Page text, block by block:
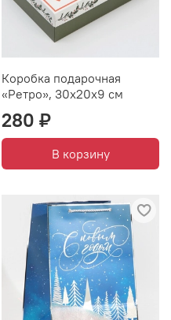
Коробка подарочная
«Ретро», 30х20х9 см
280 ₽
В корзину